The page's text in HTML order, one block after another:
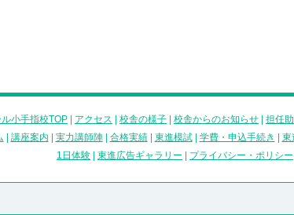
小手指校TOP アクセス 校舎の様子 校舎からのお知らせ 担任
講座案内 実力講師陣| 合格実績| 東進模試| 学費・申込手続き 東
1日体験
東進広告ギャラリー プライバシー・ポリシー